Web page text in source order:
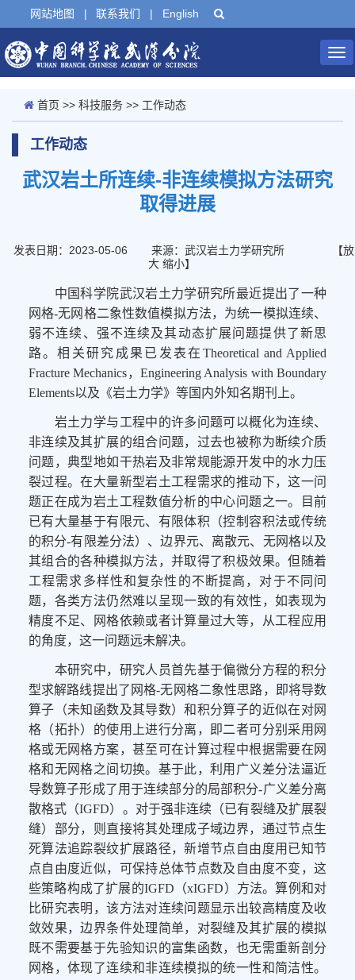
网站地图 | 联系我们 | English
首页 >> 科技服务 >> 工作动态
工作动态
武汉岩土所连续-非连续模拟方法研究
取得进展
发表日期：2023-05-06 来源：武汉岩土力学研究所 【放
大 缩小】
中国科学院武汉岩土力学研究所最近提出了一种
网格-无网格二象性数值模拟方法，为统一模拟连续、
弱不连续、强不连续及其动态扩展问题提供了新思
路。相关研究成果已发表在Theoretical and Applied
Fracture Mechanics，Engineering Analysis with Boundary
Elements以及《岩土力学》等国内外知名期刊上。
岩土力学与工程中的许多问题可以概化为连续、
非连续及其扩展的组合问题，过去也被称为断续介质
问题，典型地如干热岩及非常规能源开发中的水力压
裂过程。在大量新型岩土工程需求的推动下，这一问
题正在成为岩土工程数值分析的中心问题之一。目前
已有大量基于有限元、有限体积（控制容积法或传统
的积分-有限差分法）、边界元、离散元、无网格以及
其组合的各种模拟方法，并取得了积极效果。但随着
工程需求多样性和复杂性的不断提高，对于不同问
题，各类方法仍然难以呈现一致的有效性，如表现为
精度不足、网格依赖或者计算量过大等，从工程应用
的角度，这一问题远未解决。
本研究中，研究人员首先基于偏微分方程的积分
型求解路线提出了网格-无网格二象性思路，即将导数
算子（未知函数及其导数）和积分算子的近似在对网
格（拓扑）的使用上进行分离，即二者可分别采用网
格或无网格方案，甚至可在计算过程中根据需要在网
格和无网格之间切换。基于此，利用广义差分法逼近
导数算子形成了用于连续部分的局部积分-广义差分离
散格式（IGFD）。对于强非连续（已有裂缝及扩展裂
缝）部分，则直接将其处理成子域边界，通过节点生
死算法追踪裂纹扩展路径，新增节点自由度用已知节
点自由度近似，可保持总体节点数及自由度不变，这
些策略构成了扩展的IGFD（xIGFD）方法。算例和对
比研究表明，该方法对连续问题显示出较高精度及收
敛效果，边界条件处理简单，对裂缝及其扩展的模拟
既不需要基于先验知识的富集函数，也无需重新剖分
网格，体现了连续和非连续模拟的统一性和简洁性。